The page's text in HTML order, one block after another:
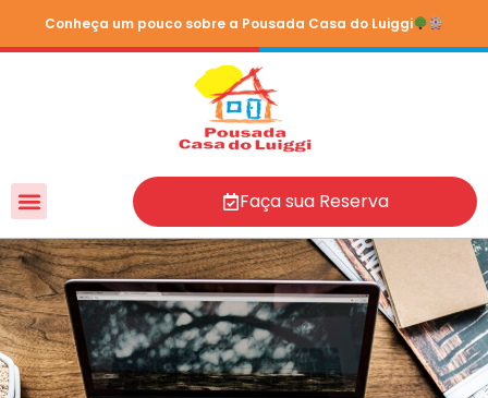
Conheça um pouco sobre a Pousada Casa do Luiggi
Faça sua Reserva